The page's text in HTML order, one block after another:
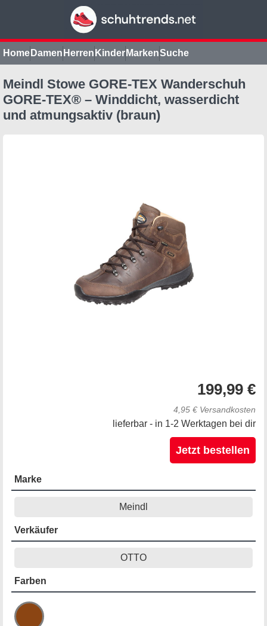
Home Damen Herren Kinder MarkenSuche
Meindl Stowe GORE-TEX Wanderschuh
GORE-TEX® – Winddicht, wasserdicht
und atmungsaktiv (braun)
199,99 €
4,95 € Versandkosten
lieferbar - in 1-2 Werktagen bei dir
Jetzt bestellen
Marke
Meindl
Verkäufer
OTTO
Farben